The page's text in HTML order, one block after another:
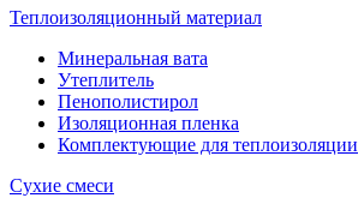
Теплоизоляционный материал
Минеральная вата
Утеплитель
Пенополистирол
Изоляционная пленка
Комплектующие для теплоизоляции
Сухие смеси